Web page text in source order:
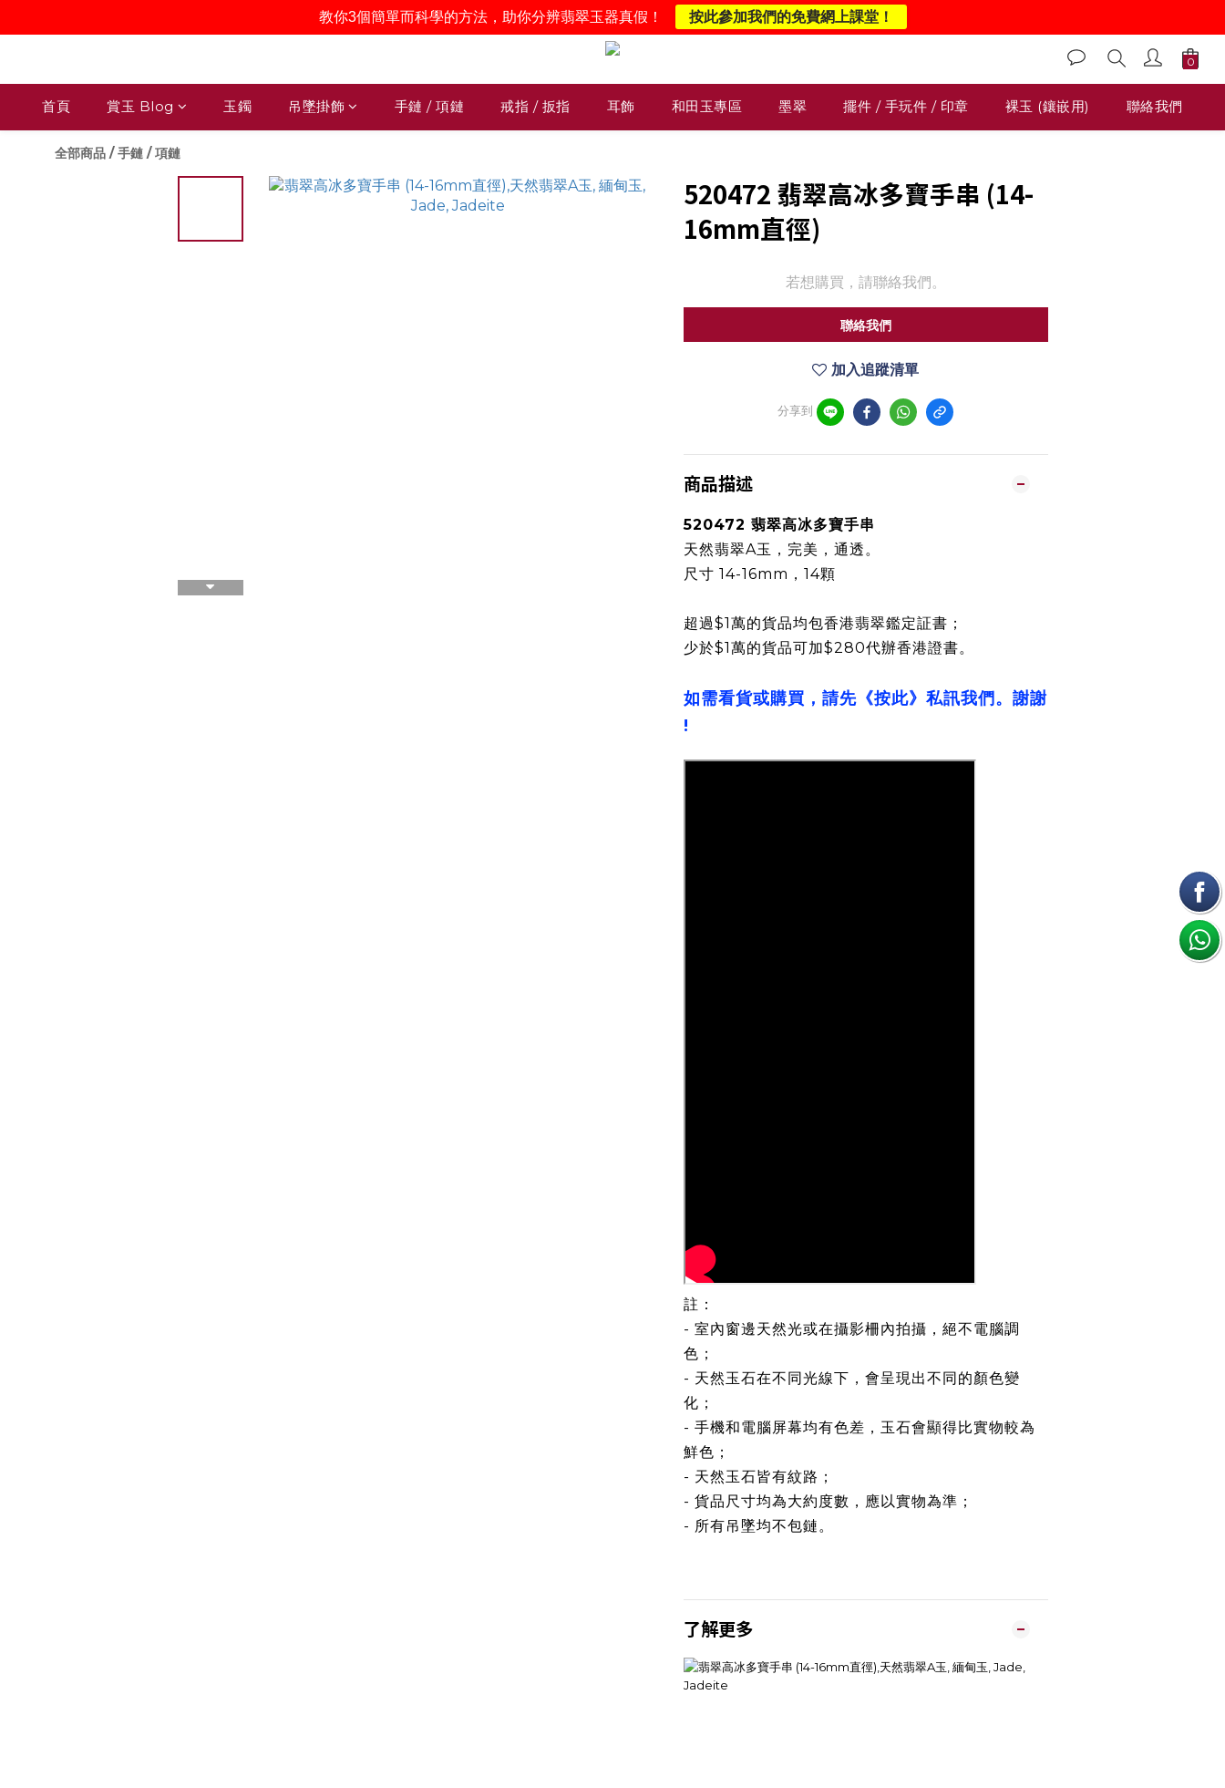
首頁 賞玉 Blog 玉鐲 吊墜掛飾 手鏈 / 項鏈 戒指 / 扳指 耳飾 和田玉專區 墨翠 擺件 / 手玩件 / 印章 裸玉 (鑲嵌用) 聯絡我們
全部商品 /手鏈 / 項鏈
520472 翡翠高冰多寶手串 (14-
16mm直徑)
若想購買，請聯絡我們。
聯絡我們
加入追蹤清單
分享到
商品描述
520472 翡翠高冰多寶手串
天然翡翠A玉，完美，通透。
尺寸 14-16mm，14顆
超過$1萬的貨品均包香港翡翠鑑定証書；
少於$1萬的貨品可加$280代辦香港證書。
如需看貨或購買，請先《按此》私訊我們。謝謝
!
註：
- 室內窗邊天然光或在攝影柵內拍攝，絕不電腦調
色；
- 天然玉石在不同光線下，會呈現出不同的顏色變
化；
- 手機和電腦屏幕均有色差，玉石會顯得比實物較為
鮮色；
- 天然玉石皆有紋路；
- 貨品尺寸均為大約度數，應以實物為準；
- 所有吊墜均不包鏈。
了解更多
教你3個簡單而科學的方法，助你分辨翡翠玉器真假！ 按此參加我們的免費網上課堂！